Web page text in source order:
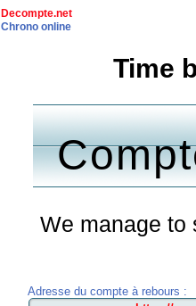
Decompte.net
Chrono online
Time
We manage to
Adresse du compte à rebours :